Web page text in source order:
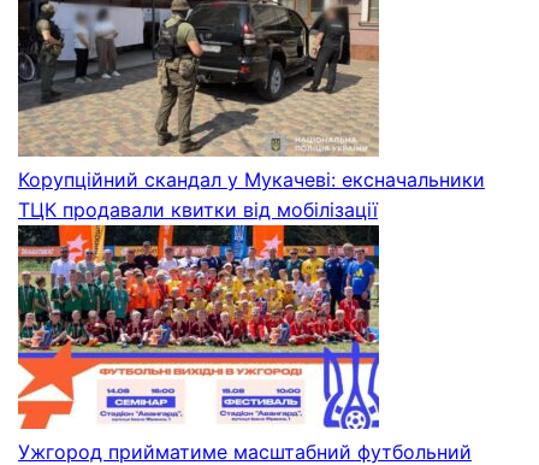
Корупційний скандал у Мукачеві: ексначальники
ТЦК продавали квитки від мобілізації
Ужгород прийматиме масштабний футбольний